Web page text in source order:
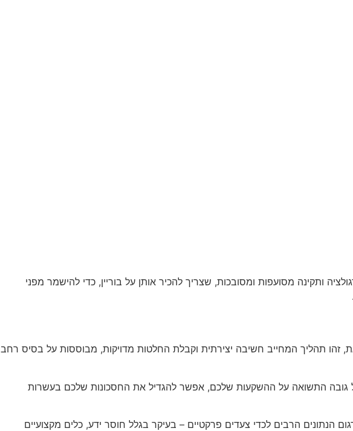
ותקינה מסועפות ומסובכות, שצריך להכיר אותן על בוריין, כדי להישמר מפני
זהו תהליך המחייב חשיבה יצירתית וקבלת החלטות מדויקות, מבוססות על בסיס רחב
גובה התשואה על ההשקעות שלכם, אפשר להגדיל את החסכונות שלכם בעשרות
הרבים לכדי צעדים פרקטיים – בעיקר בגלל חוסר ידע, כלים מקצועיים